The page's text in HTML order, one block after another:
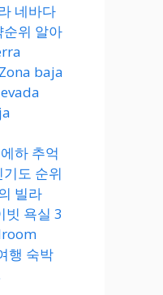
네바다
순위 알아
baja
하 추억
도 순위
빌라
빗 욕실 3
행 숙박